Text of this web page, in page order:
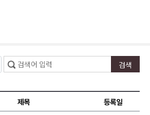
제목 등록일